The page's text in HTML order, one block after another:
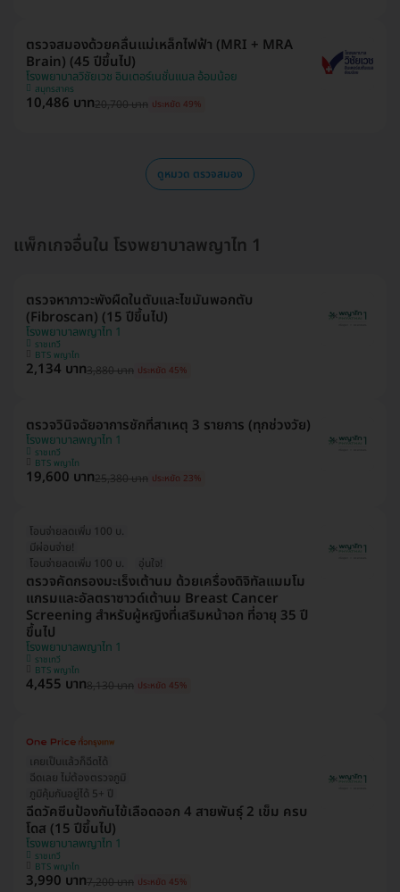
ตรวจสมองด้วยคลื่นแม่เหล็กไฟฟ้า (MRI + MRA
Brain) (45 ปีขึ้นไป)
โรงพยาบาลวิชัยเวช อินเตอร์เนชั่นแนล อ้อมน้อย
สมุทรสาคร
10,486 บาท20,700 บาท ประหยัด 49%
ดูหมวด ตรวจสมอง
แพ็กเกจอื่นใน โรงพยาบาลพญาไท 1
ตรวจหาภาวะพังผืดในตับและไขมันพอกตับ
(Fibroscan) (15 ปีขึ้นไป)
โรงพยาบาลพญาไท 1
ราชเทวี
BTS พญาไท
2,134 บาท3,880 บาท ประหยัด 45%
ตรวจวินิจฉัยอาการชักที่สาเหตุ 3 รายการ (ทุกช่วงวัย)
โรงพยาบาลพญาไท 1
ราชเทวี
BTS พญาไท
19,600 บาท25,380 บาท ประหยัด 23%
โอนจ่ายลดเพิ่ม 100 บ.
มีผ่อนจ่าย!
โอนจ่ายลดเพิ่ม 100 บ.
อุ่นใจ!
ตรวจคัดกรองมะเร็งเต้านม ด้วยเครื่องดิจิทัลแมมโม
แกรมและอัลตราซาวด์เต้านม Breast Cancer
Screening สำหรับผู้หญิงที่เสริมหน้าอก ที่อายุ 35 ปี
ขึ้นไป
โรงพยาบาลพญาไท 1
ราชเทวี
BTS พญาไท
4,455 บาท8,130 บาท ประหยัด 45%
เคยเป็นแล้วก็ฉีดได้
ฉีดเลย ไม่ต้องตรวจภูมิ
ภูมิคุ้มกันอยู่ได้ 5+ ปี
ฉีดวัคซีนป้องกันไข้เลือดออก 4 สายพันธุ์ 2 เข็ม ครบ
โดส (15 ปีขึ้นไป)
โรงพยาบาลพญาไท 1
ราชเทวี
BTS พญาไท
3,990 บาท7,200 บาท ประหยัด 45%